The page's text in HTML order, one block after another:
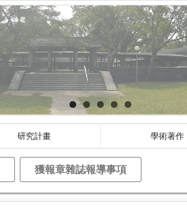
研究計畫 學術著作
獲報章雜誌報導事項